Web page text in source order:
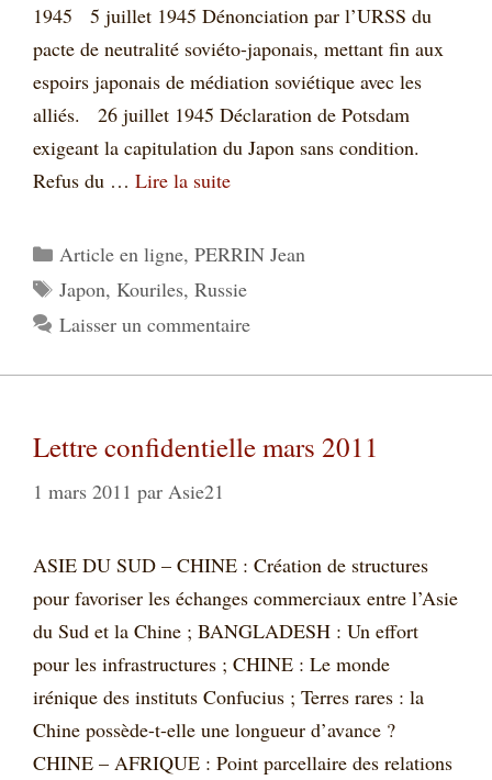
1945 5 juillet 1945 Dénonciation par l’URSS du
pacte de neutralité soviéto-japonais, mettant fin aux
espoirs japonais de médiation soviétique avec les
alliés. 26 juillet 1945 Déclaration de Potsdam
exigeant la capitulation du Japon sans condition.
Refus du … Lire la suite
Catégories
Article en ligne, PERRIN Jean
Étiquettes
Japon, Kouriles, Russie
Laisser un commentaire
Lettre confidentielle mars 2011
1 mars 2011 par Asie21
ASIE DU SUD – CHINE : Création de structures
pour favoriser les échanges commerciaux entre l’Asie
du Sud et la Chine ; BANGLADESH : Un effort
pour les infrastructures ; CHINE : Le monde
irénique des instituts Confucius ; Terres rares : la
Chine possède-t-elle une longueur d’avance ?
CHINE – AFRIQUE : Point parcellaire des relations